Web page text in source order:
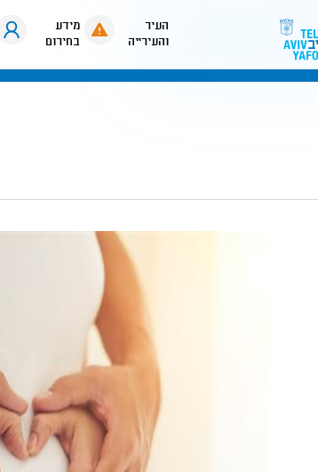
העיר
והעירייה
מידע
בחירום